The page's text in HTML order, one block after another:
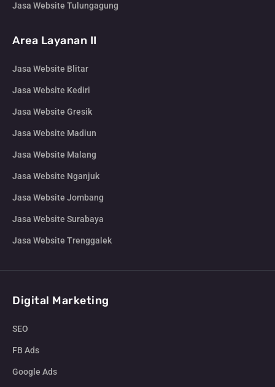
Jasa Website Tulungagung
Area Layanan II
Jasa Website Blitar
Jasa Website Kediri
Jasa Website Gresik
Jasa Website Madiun
Jasa Website Malang
Jasa Website Nganjuk
Jasa Website Jombang
Jasa Website Surabaya
Jasa Website Trenggalek
Digital Marketing
SEO
FB Ads
Google Ads